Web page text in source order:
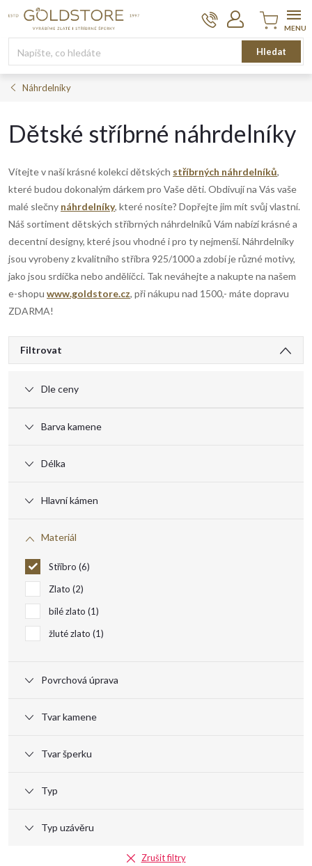
Hledat
Nákupní
košík
Náhrdelníky
Dětské stříbrné náhrdelníky
Vítejte v naší krásné kolekci dětských stříbrných náhrdelníků,
které budou dokonalým dárkem pro Vaše děti. Obdivují na Vás vaše
malé slečny náhrdelníky, které nosíte? Dopřejte jim mít svůj vlastní.
Náš sortiment dětských stříbrných náhrdelníků Vám nabízí krásné a
decentní designy, které jsou vhodné i pro ty nejmenší. Náhrdelníky
jsou vyrobeny z kvalitního stříbra 925/1000 a zdobí je různé motivy,
jako jsou srdíčka nebo andělíčci. Tak neváhejte a nakupte na našem
e-shopu www.goldstore.cz, při nákupu nad 1500,- máte dopravu
ZDARMA!
Filtrovat
Dle ceny
Barva kamene
Délka
Hlavní kámen
Materiál
Stříbro 6
Zlato 2
bílé zlato 1
žluté zlato 1
Povrchová úprava
Tvar kamene
Tvar šperku
Typ
Typ uzávěru
Zrušit filtry
V